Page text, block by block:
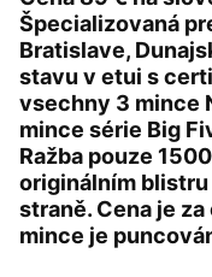
Špecializovaná
Bratislave,
stavu v etui s
vsechny 3 mince
mince série Big
Ražba pouze
originálním
straně. Cena je
mince je